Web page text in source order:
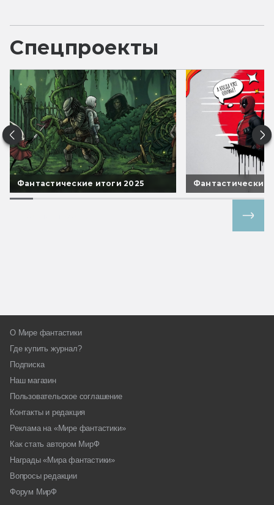
Спецпроекты
Фантастические итоги 2025 Фантастические
О Мире фантастики
Где купить журнал?
Подписка
Наш магазин
Пользовательское соглашение
Контакты и редакция
Реклама на «Мире фантастики»
Как стать автором МирФ
Награды «Мира фантастики»
Вопросы редакции
Форум МирФ